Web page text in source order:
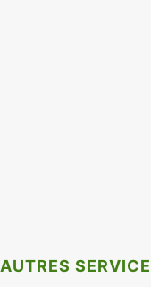
AUTRES